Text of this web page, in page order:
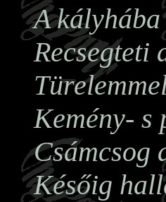
A
Recsegteti
Kemény- s
Csámcsog
Későig